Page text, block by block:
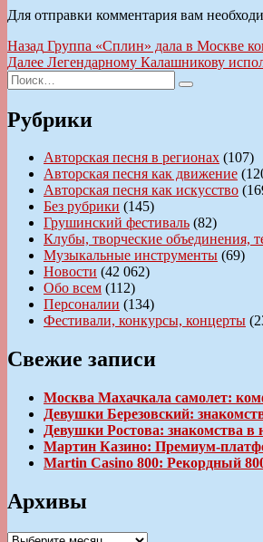
Для отправки комментария вам
Навигация
по
записям
Назад Предыдущая
запись:
Группа «Сплин» дала в Москве
Далее Следующая
Легендарному Калашникову
Искать:
Поиск
Рубрики
Авторская песня в регионах (107)
Авторская песня как движение
Авторская песня как искусство
Без рубрики (145)
Грушинский фестиваль (82)
Клубы, творческие объединения,
Музыкальные инструменты (69)
Новости (42 062)
Обо всем (112)
Персоналии (134)
Фестивали, конкурсы, концерты
Свежие записи
Москва Махачкала самолет:
Девушки Березовский:
Девушки Ростова: знакомства в
Мартин Казино: Премиум-
Martin Casino 800: Рекордный
Архивы
Архивы